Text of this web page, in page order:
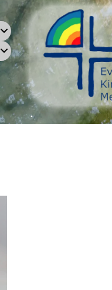
.